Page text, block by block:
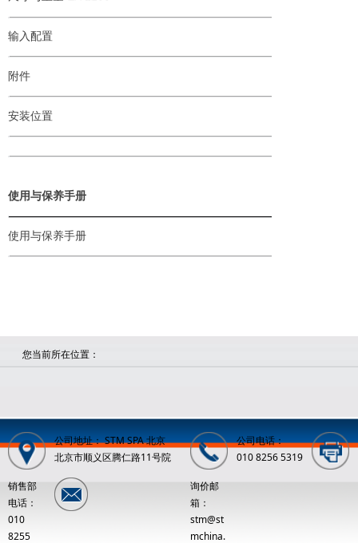
您当前所在位置：
输入配置
附件
安装位置
使用与保养手册
使用与保养手册
公司地址： STM SPA 北京
北京市顺义区腾仁路11号院
公司电话：
010 8256 5319
销售部
电话：
010
8255
询价邮
箱：
stm@st
mchina.